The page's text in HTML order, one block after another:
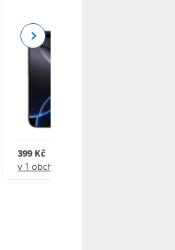
399 Kč
v 1 obchodě
Next